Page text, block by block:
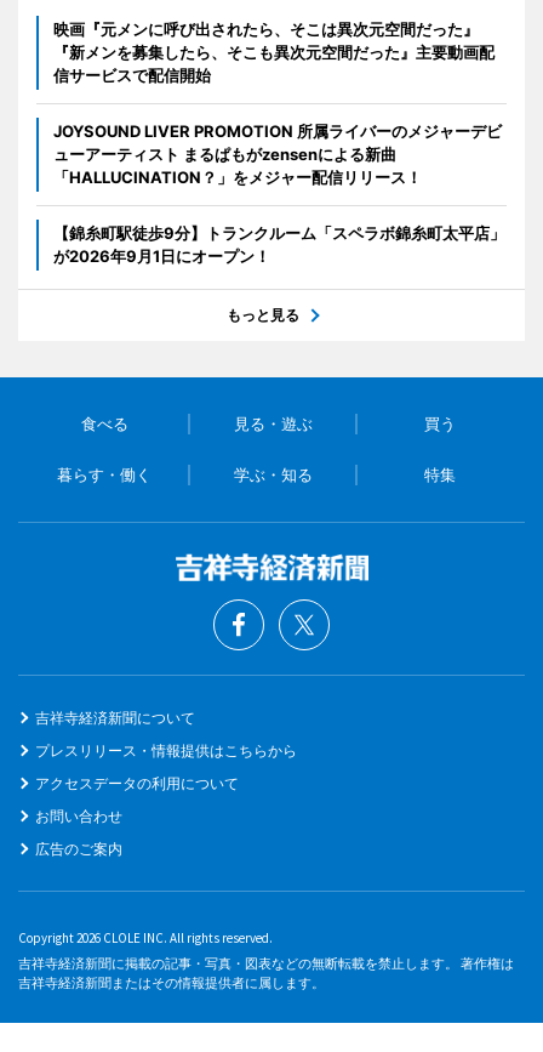
映画『元メンに呼び出されたら、そこは異次元空間だった』
『新メンを募集したら、そこも異次元空間だった』主要動画配
信サービスで配信開始
JOYSOUND LIVER PROMOTION 所属ライバーのメジャーデビ
ューアーティスト まるぱもがzensenによる新曲
「HALLUCINATION？」をメジャー配信リリース！
【錦糸町駅徒歩9分】トランクルーム「スペラボ錦糸町太平店」
が2026年9月1日にオープン！
もっと見る
食べる 見る・遊ぶ 買う
暮らす・働く 学ぶ・知る 特集
吉祥寺経済新聞について
プレスリリース・情報提供はこちらから
アクセスデータの利用について
お問い合わせ
広告のご案内
Copyright 2026 CLOLE INC. All rights reserved.
吉祥寺経済新聞に掲載の記事・写真・図表などの無断転載を禁止します。 著作権は
吉祥寺経済新聞またはその情報提供者に属します。